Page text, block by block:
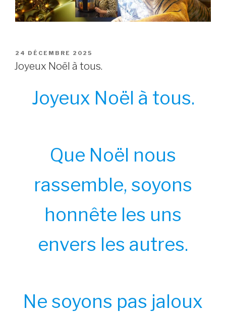
POSTED
ON
24 DÉCEMBRE 2025
Joyeux Noël à tous.
Joyeux Noël à tous.
Que Noël nous
rassemble, soyons
honnête les uns
envers les autres.
Ne soyons pas jaloux